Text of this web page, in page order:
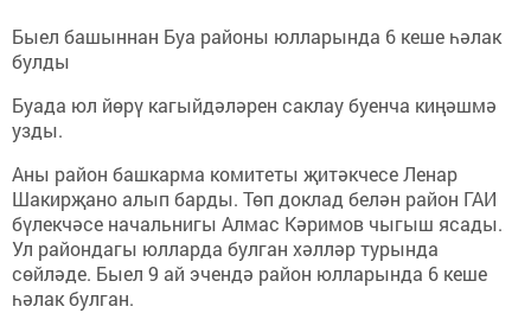
Быел башыннан Буа районы юлларында 6 кеше һәлак
булды
Буада юл йөрү кагыйдәләрен саклау буенча киңәшмә
узды.
Аны район башкарма комитеты җитәкчесе Ленар
Шакирҗано алып барды. Төп доклад белән район ГАИ
бүлекчәсе начальнигы Алмас Кәримов чыгыш ясады.
Ул райондагы юлларда булган хәлләр турында
сөйләде. Быел 9 ай эчендә район юлларында 6 кеше
һәлак булган.